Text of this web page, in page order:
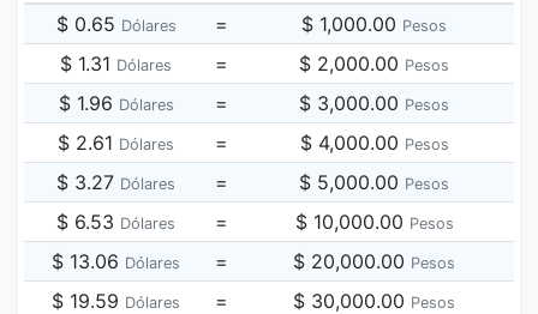
$ 0.65 Dólares = $ 1,000.00 Pesos
$ 1.31 Dólares = $ 2,000.00 Pesos
$ 1.96 Dólares = $ 3,000.00 Pesos
$ 2.61 Dólares = $ 4,000.00 Pesos
$ 3.27 Dólares = $ 5,000.00 Pesos
$ 6.53 Dólares = $ 10,000.00 Pesos
$ 13.06 Dólares = $ 20,000.00 Pesos
$ 19.59 Dólares = $ 30,000.00 Pesos